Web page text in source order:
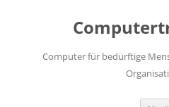
Computer für bedürftige